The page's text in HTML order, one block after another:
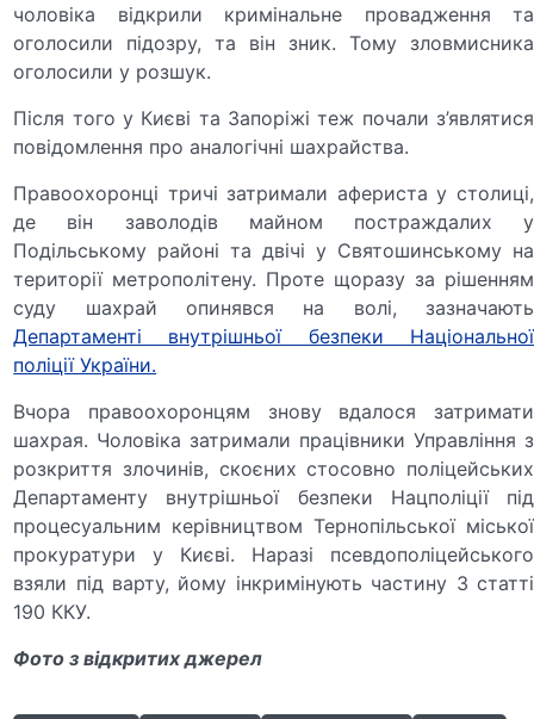
чоловіка відкрили кримінальне провадження та
оголосили підозру, та він зник. Тому зловмисника
оголосили у розшук.
Після того у Києві та Запоріжі теж почали з’являтися
повідомлення про аналогічні шахрайства.
Правоохоронці тричі затримали афериста у столиці,
де він заволодів майном постраждалих у
Подільському районі та двічі у Святошинському на
території метрополітену. Проте щоразу за рішенням
суду шахрай опинявся на волі, зазначають
Департаменті внутрішньої безпеки Національної
поліції України.
Вчора правоохоронцям знову вдалося затримати
шахрая. Чоловіка затримали працівники Управління з
розкриття злочинів, скоєних стосовно поліцейських
Департаменту внутрішньої безпеки Нацполіції під
процесуальним керівництвом Тернопільської міської
прокуратури у Києві. Наразі псевдополіцейського
взяли під варту, йому інкримінують частину 3 статті
190 ККУ.
Фото з відкритих джерел